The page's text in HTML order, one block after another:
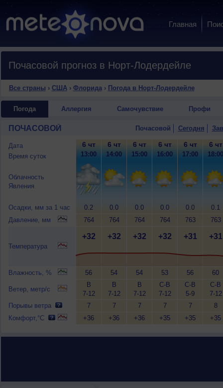
Главная
Почасовой прогноз в Норт-Лодердейле
Все страны › США› Флорида› Погода в Норт-Лодердейле
Погода Аллергия Самочувствие Профи
ПОЧАСОВОЙ Почасовой Сегодня
Дата
Время суток
Облачность
Явления
Осадки, мм за 1 час
Давление, мм
Температура
Влажность, %
Ветер, метр/с
Порывы ветра
Комфорт,°C
6 чт
13:00
0.2
764
+32
56
В
7-12
7
+36
6 чт
14:00
0.0
764
+32
54
В
7-12
7
+36
6 чт
15:00
0.0
764
+32
54
В
7-12
7
+36
6 чт
16:00
0.0
764
+32
53
С-В
7-12
7
+35
6 чт
17:00
0.0
763
+31
56
С-В
5-9
7
+35
6 чт
18:00
0.1
763
+31
60
С-В
7-12
8
+35